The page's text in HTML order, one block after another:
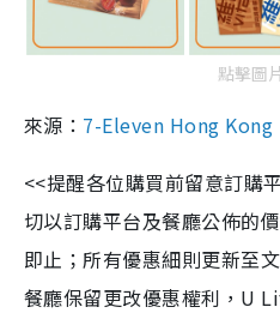
點擊圖
來源： 7-Eleven Hong Kong
<<提醒各位購買前留意訂購
切以訂購平台及餐廳公佈的
即止；所有優惠細則更新至
餐廳保留更改優惠權利，U